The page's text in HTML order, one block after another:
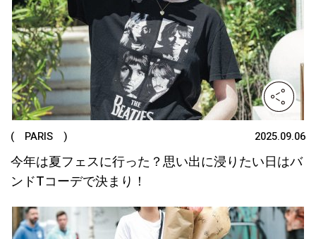
( PARIS ) 2025.09.06
今年は夏フェスに行った？思い出に浸りたい日はバ
ンドTコーデで決まり！